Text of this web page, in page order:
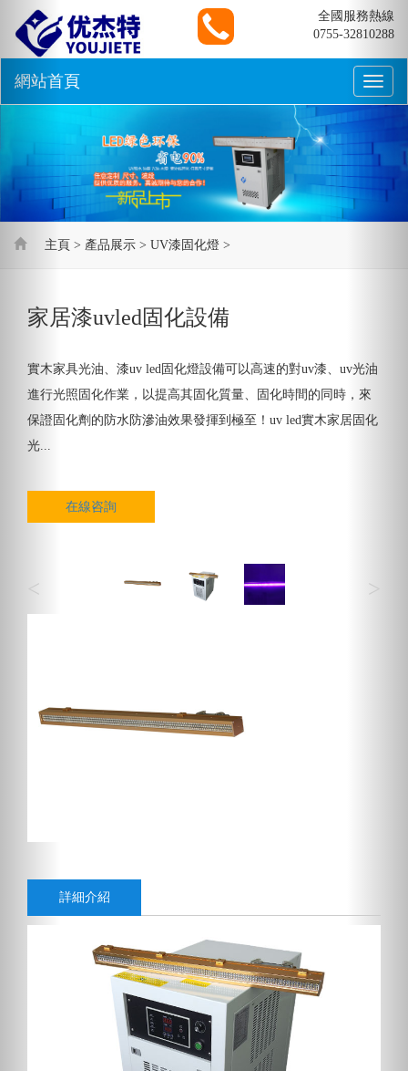
全國服務熱線
0755-32810288
Toggle
網站首頁
Previous
主頁 > 產品展示 > UV漆固化燈 >
家居漆uvled固化設備
實木家具光油、漆uv led固化燈設備可以高速的對uv漆、uv光油
進行光照固化作業，以提高其固化質量、固化時間的同時，來
保證固化劑的防水防滲油效果發揮到極至！uv led實木家居固化
光...
在線咨詢
< >
詳細介紹